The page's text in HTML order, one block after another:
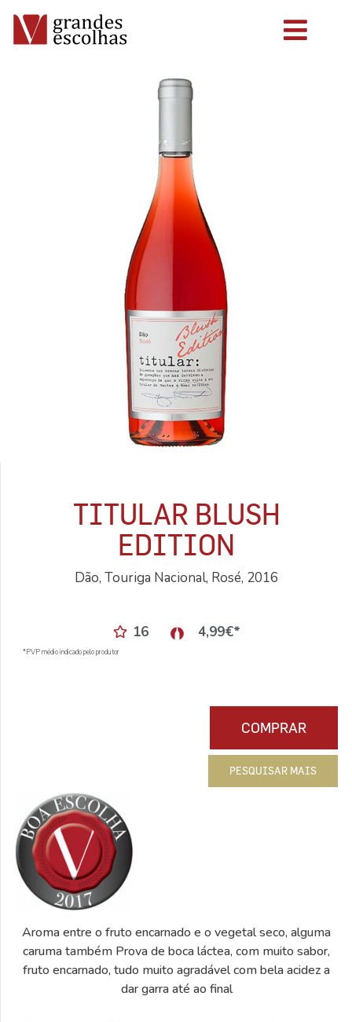
TITULAR BLUSH
EDITION
Dão, Touriga Nacional, Rosé, 2016
16 4,99€*
*PVP médio indicado pelo produtor
COMPRAR
PESQUISAR MAIS
Aroma entre o fruto encarnado e o vegetal seco, alguma
caruma também Prova de boca láctea, com muito sabor,
fruto encarnado, tudo muito agradável com bela acidez a
dar garra até ao final